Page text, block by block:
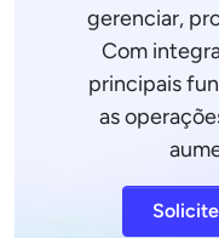
gerenciar,
Com
principais
as